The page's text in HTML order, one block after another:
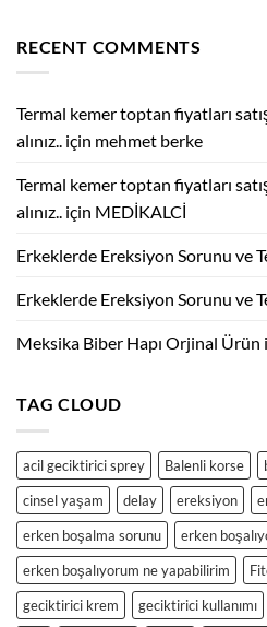
için
Arasındaki
Yeniye
Aile.
için
RECENT COMMENTS
Termal kemer toptan fiyatları
alınız.. için mehmet berke
Termal kemer toptan fiyatları
alınız.. için MEDİKALCİ
Erkeklerde Ereksiyon Sorunu ve
Erkeklerde Ereksiyon Sorunu ve
Meksika Biber Hapı Orjinal Ürün
TAG CLOUD
acil geciktirici sprey Balenli korse
cinsel yaşam
delay ereksiyon
erken boşalma sorunu
erken
erken boşalıyorum ne yapabilirim
geciktirici krem
geciktirici kullanımı